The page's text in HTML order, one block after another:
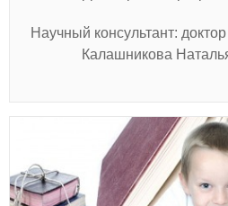
Научный консультант:
Калашникова